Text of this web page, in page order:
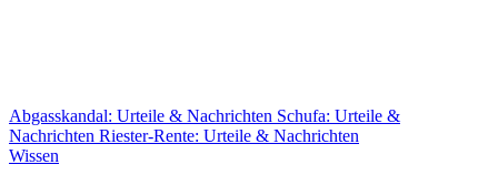
Abgasskandal: Urteile & Nachrichten Schufa: Urteile &
Nachrichten Riester-Rente: Urteile & Nachrichten
Wissen